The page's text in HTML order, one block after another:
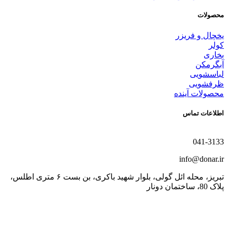
محصولات
یخچال و فریزر
کولر
بخاری
آبگرمکن
لباسشویی
ظرفشویی
محصولات آینده
اطلاعات تماس
041-3133
info@donar.ir
تبریز، محله ائل گولی، بلوار شهید باکری، بن بست ۶ متری اطلس،
پلاک 80، ساختمان دونار